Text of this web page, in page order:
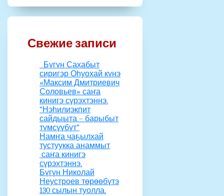
Свежие записи
Бүгүн Сахабыт
сиригэр Оһуохай күнэ
«Максим Дмитриевич
Соловьев» саҥа
кинигэ сүрэхтэннэ.
“Нэһилиэкпит
сайдыыта – барыбыт
түмсүүбүт”
Намҥа чаҕылхай
тустуукка анаммыт
саҥа кинигэ
сүрэхтэннэ.
Бүгүн Николай
Неустроев төрөөбүтэ
130 сылын туолла.